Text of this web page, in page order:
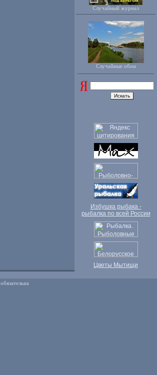
Случайный журнал
Случайные обои
Избушка рыбака -
рыбалка по всей России
Цветы Мытищи
обязательна